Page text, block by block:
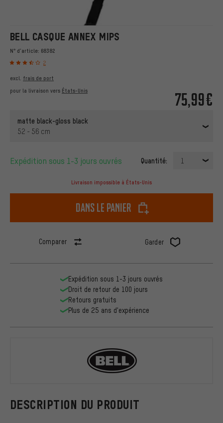
BELL CASQUE ANNEX MIPS
N° d'article: 68382
2
75,99€
excl. frais de port
pour la livraison vers États-Unis
matte black-gloss black
52 - 56 cm
Expédition sous 1-3 jours ouvrés Quantité: 1
Livraison impossible à États-Unis
dans le panier
Comparer Garder
DESCRIPTION DU PRODUIT
Expédition sous 1-3 jours ouvrés
Droit de retour de 100 jours
Retours gratuits
Plus de 25 ans d'expérience